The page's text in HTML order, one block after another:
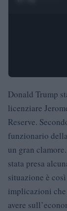
Donald Trump
licenziare
Reserve.
funzionario
un gran
stata presa
situazione è
implicazioni
avere